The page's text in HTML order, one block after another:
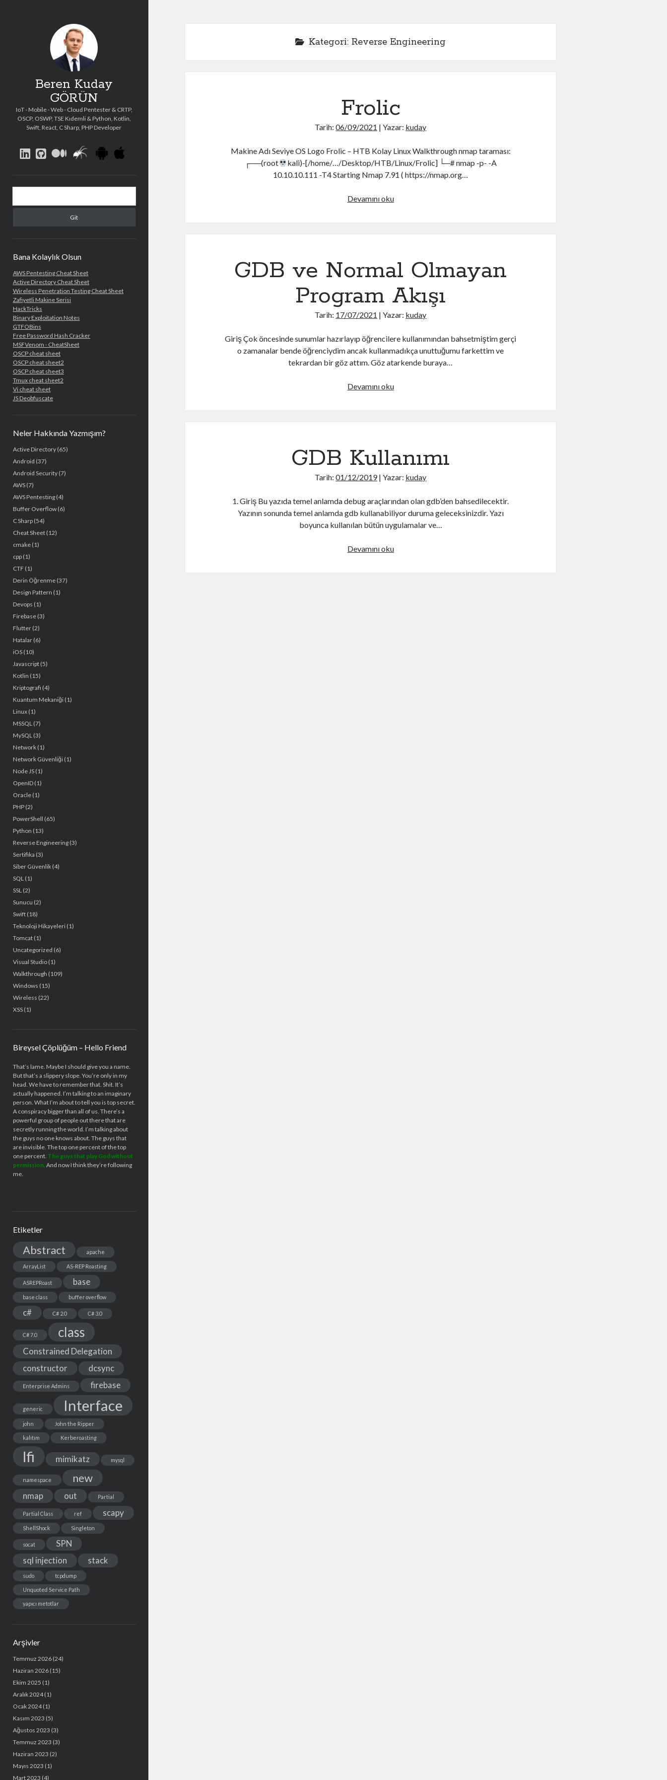
Beren Kuday
GÖRÜN
IoT - Mobile - Web - Cloud Pentester & CRTP,
OSCP, OSWP, TSE Kıdemli & Python, Kotlin,
Swift, React, C Sharp, PHP Developer
linkedin
githubmediumsocial_icon_custom_1
social_icon_custom_2
social_icon_custom_3
Yan
Menü
Bana Kolaylık Olsun
AWS Pentesting Cheat Sheet
Active Directory Cheat Sheet
Wireless Penetration Testing Cheat Sheet
Zafiyetli Makine Serisi
HackTricks
Binary Exploitation Notes
GTFOBins
Free Password Hash Cracker
MSFVenom - CheatSheet
OSCP cheat sheet
OSCP cheat sheet2
OSCP cheat sheet3
Tmux cheat sheet2
Vi cheat sheet
JS Deobfuscate
Neler Hakkında Yazmışım?
Active Directory(65)
Android (37)
Android Security(7)
AWS(7)
AWS Pentesting(4)
Buffer Overflow(6)
C Sharp(54)
Cheat Sheet(12)
cmake(1)
cpp(1)
CTF (1)
Derin Öğrenme(37)
Design Pattern (1)
Devops (1)
Firebase(3)
Flutter(2)
Hatalar(6)
iOS(10)
Javascript(5)
Kotlin (15)
Kriptografi (4)
Kuantum Mekaniği(1)
Linux(1)
MSSQL(7)
MySQL(3)
Network(1)
Network Güvenliği(1)
Node JS(1)
OpenID(1)
Oracle(1)
PHP(2)
PowerShell (65)
Python (13)
Reverse Engineering(3)
Sertifika (3)
Siber Güvenlik(4)
SQL(1)
SSL(2)
Sunucu (2)
Swift(18)
Teknoloji Hikayeleri(1)
Tomcat(1)
Uncategorized (6)
Visual Studio(1)
Walkthrough (109)
Windows (15)
Wireless (22)
XSS(1)
Bireysel Çöplüğüm – Hello Friend
That’s lame. Maybe I should give you a name.
But that’s a slippery slope. You’re only in my
head. We have to remember that. Shit. It’s
actually happened. I’m talking to an imaginary
person. What I’m about to tell you is top secret.
A conspiracy bigger than all of us. There’s a
powerful group of people out there that are
secretly running the world. I’m talking about
the guys no one knows about. The guys that
are invisible. The top one percent of the top
one percent. The guys that play God without
permission. And now I think they’re following
me.
Etiketler
Abstract apache
ArrayList AS-REP Roasting
ASREPRoast base
base class buffer overflow
c# C# 2.0 C# 3.0
C# 7.0 class
Constrained Delegation
constructor
dcsync
Enterprise Admins firebase
generic Interface
john John the Ripper
kalıtım Kerberoasting
lfi mimikatz mysql
namespace new
nmap out Partial
Partial Class ref scapy
ShellShock Singleton
socat
SPN
sql injection
stack
sudo tcpdump
Unquoted Service Path
yapıcı metotlar
Arşivler
Temmuz 2026(24)
Haziran 2026(15)
Ekim 2025 (1)
Aralık 2024(1)
Ocak 2024(1)
Kasım 2023 (5)
Ağustos 2023 (3)
Temmuz 2023 (3)
Haziran 2023 (2)
Mayıs 2023 (1)
Mart 2023 (4)
Kategori: Reverse Engineering
Frolic
Tarih:06/09/2021 | Yazar: kuday
Makine Adı Seviye OS Logo Frolic – HTB Kolay Linux Walkthrough nmap taraması:
┌──(root
kali)-[/home/…/Desktop/HTB/Linux/Frolic] └─# nmap -p- -A
10.10.10.111 -T4 Starting Nmap 7.91 ( https://nmap.org…
Devamını okuFrolic
GDB ve Normal Olmayan
Program Akışı
Tarih: 17/07/2021 | Yazar: kuday
Giriş Çok öncesinde sunumlar hazırlayıp öğrencilere kullanımından bahsetmiştim gerçi
o zamanalar bende öğrenciydim ancak kullanmadıkça unuttuğumu farkettim ve
tekrardan bir göz attım. Göz atarkende buraya…
Devamını okuGDB
GDB Kullanımı
Tarih:01/12/2019| Yazar: kuday
1. Giriş Bu yazıda temel anlamda debug araçlarından olan gdb’den bahsedilecektir.
Yazının sonunda temel anlamda gdb kullanabiliyor duruma geleceksinizdir. Yazı
boyunca kullanılan bütün uygulamalar ve…
Devamını okuGDB